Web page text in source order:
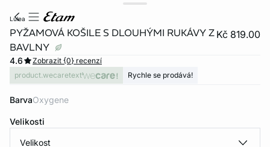
lulea
PYŽAMOVÁ KOŠILE S DLOUHÝMI RUKÁVY Z
BAVLNY
Kč 819.00
4.6
Zobrazit {0} recenzí
product.wecaretext
Rychle se prodává!
Barva oxygene
Velikosti
Velikost